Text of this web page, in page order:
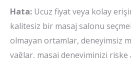
Hata: Ucuz fiyat veya kolay
kalitesiz bir masaj salonu
olmayan ortamlar, deneyimsiz
yağlar, masaj deneyiminizi riske